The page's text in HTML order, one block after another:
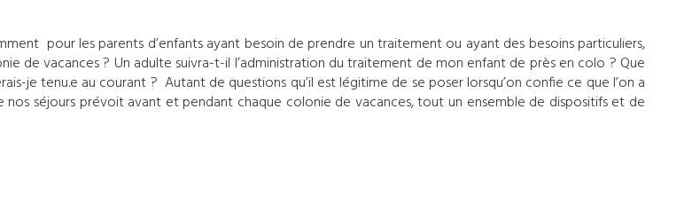
pour les parents d’enfants ayant besoin de prendre un traitement ou ayant des besoins particuliers,
de vacances ? Un adulte suivra-t-il l’administration du traitement de mon enfant de près en colo ? Que
je tenu.e au courant ? Autant de questions qu’il est légitime de se poser lorsqu’on confie ce que l’on a
nos séjours prévoit avant et pendant chaque colonie de vacances, tout un ensemble de dispositifs et de